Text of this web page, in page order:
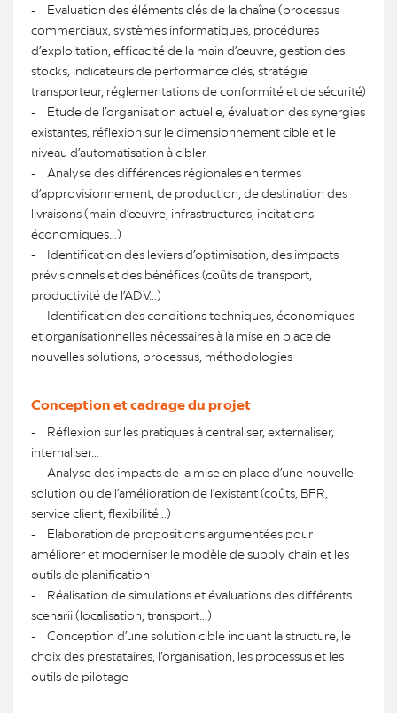
- Evaluation des éléments clés de la chaîne (processus
commerciaux, systèmes informatiques, procédures
d’exploitation, efficacité de la main d’œuvre, gestion des
stocks, indicateurs de performance clés, stratégie
transporteur, réglementations de conformité et de sécurité)
- Etude de l’organisation actuelle, évaluation des synergies
existantes, réflexion sur le dimensionnement cible et le
niveau d’automatisation à cibler
- Analyse des différences régionales en termes
d’approvisionnement, de production, de destination des
livraisons (main d’œuvre, infrastructures, incitations
économiques…)
- Identification des leviers d’optimisation, des impacts
prévisionnels et des bénéfices (coûts de transport,
productivité de l’ADV…)
- Identification des conditions techniques, économiques
et organisationnelles nécessaires à la mise en place de
nouvelles solutions, processus, méthodologies
Conception et cadrage du projet
- Réflexion sur les pratiques à centraliser, externaliser,
internaliser…
- Analyse des impacts de la mise en place d’une nouvelle
solution ou de l’amélioration de l’existant (coûts, BFR,
service client, flexibilité…)
- Elaboration de propositions argumentées pour
améliorer et moderniser le modèle de supply chain et les
outils de planification
- Réalisation de simulations et évaluations des différents
scenarii (localisation, transport…)
- Conception d’une solution cible incluant la structure, le
choix des prestataires, l’organisation, les processus et les
outils de pilotage